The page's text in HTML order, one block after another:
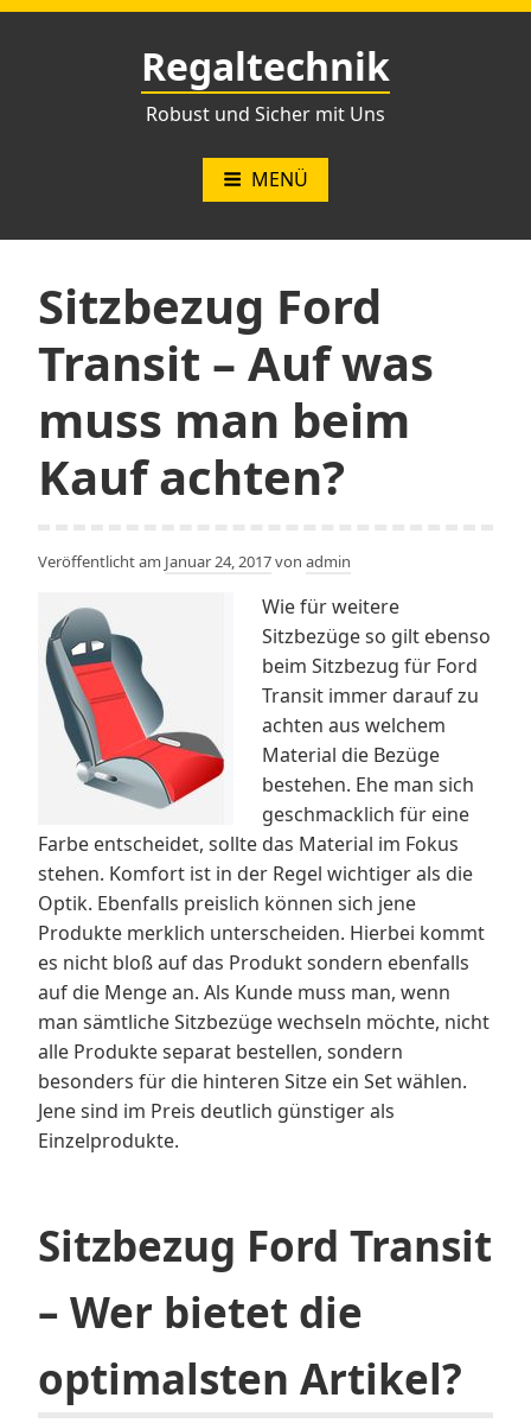
Zum
Regaltechnik
Robust und Sicher mit Uns
MENÜ
Sitzbezug Ford
Transit – Auf was
muss man beim
Kauf achten?
Veröffentlicht am Januar 24, 2017von admin
Wie für weitere
Sitzbezüge so gilt ebenso
beim Sitzbezug für Ford
Transit immer darauf zu
achten aus welchem
Material die Bezüge
bestehen. Ehe man sich
geschmacklich für eine
Farbe entscheidet, sollte das Material im Fokus
stehen. Komfort ist in der Regel wichtiger als die
Optik. Ebenfalls preislich können sich jene
Produkte merklich unterscheiden. Hierbei kommt
es nicht bloß auf das Produkt sondern ebenfalls
auf die Menge an. Als Kunde muss man, wenn
man sämtliche Sitzbezüge wechseln möchte, nicht
alle Produkte separat bestellen, sondern
besonders für die hinteren Sitze ein Set wählen.
Jene sind im Preis deutlich günstiger als
Einzelprodukte.
Sitzbezug Ford Transit
– Wer bietet die
optimalsten Artikel?